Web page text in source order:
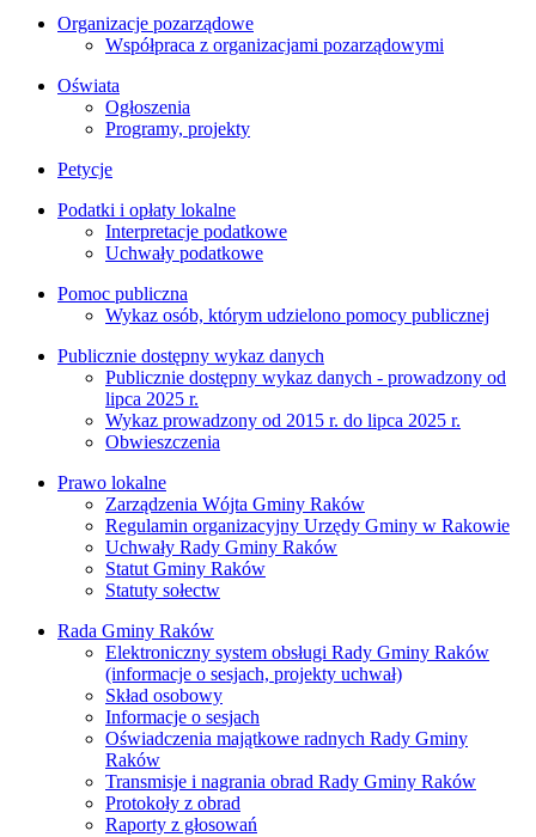
Organizacje pozarządowe
Współpraca z organizacjami pozarządowymi
Oświata
Ogłoszenia
Programy, projekty
Petycje
Podatki i opłaty lokalne
Interpretacje podatkowe
Uchwały podatkowe
Pomoc publiczna
Wykaz osób, którym udzielono pomocy publicznej
Publicznie dostępny wykaz danych
Publicznie dostępny wykaz danych - prowadzony od
lipca 2025 r.
Wykaz prowadzony od 2015 r. do lipca 2025 r.
Obwieszczenia
Prawo lokalne
Zarządzenia Wójta Gminy Raków
Regulamin organizacyjny Urzędy Gminy w Rakowie
Uchwały Rady Gminy Raków
Statut Gminy Raków
Statuty sołectw
Rada Gminy Raków
Elektroniczny system obsługi Rady Gminy Raków
(informacje o sesjach, projekty uchwał)
Skład osobowy
Informacje o sesjach
Oświadczenia majątkowe radnych Rady Gminy
Raków
Transmisje i nagrania obrad Rady Gminy Raków
Protokoły z obrad
Raporty z głosowań